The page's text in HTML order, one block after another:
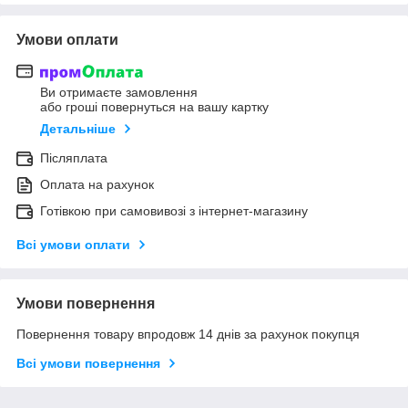
Умови оплати
Ви отримаєте замовлення
або гроші повернуться на вашу картку
Детальніше
Післяплата
Оплата на рахунок
Готівкою при самовивозі з інтернет-магазину
Всі умови оплати
Умови повернення
Повернення товару впродовж 14 днів за рахунок покупця
Всі умови повернення